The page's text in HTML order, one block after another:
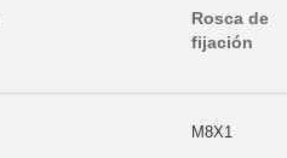
Rosca de
fijación
M8X1